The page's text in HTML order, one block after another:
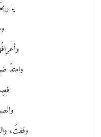
يا
وامتدّ
وقفتُ،